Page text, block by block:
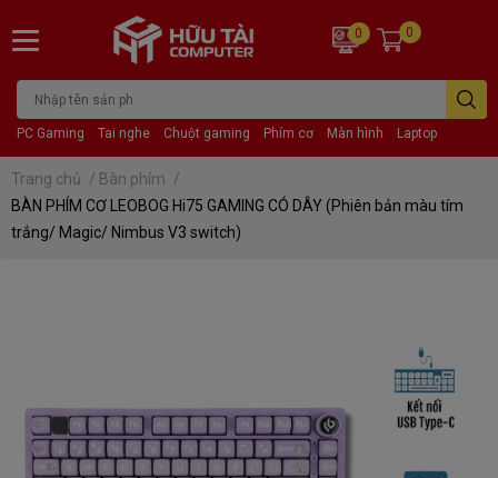
PC Gaming Tai nghe Chuột gaming Phím cơ Màn hình Laptop
0 0
Trang chủ / Bàn phím /
BÀN PHÍM CƠ LEOBOG Hi75 GAMING CÓ DÂY (Phiên bản màu tím
trắng/ Magic/ Nimbus V3 switch)